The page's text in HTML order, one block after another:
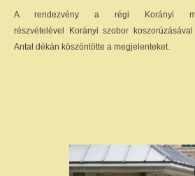
A rendezvény a régi Korányi
részvételével Korányi szobor
Antal dékán köszöntötte a megjelenteket.